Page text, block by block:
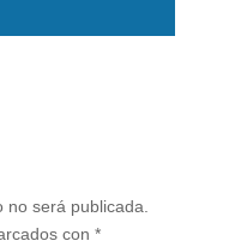
será publicada.
con *